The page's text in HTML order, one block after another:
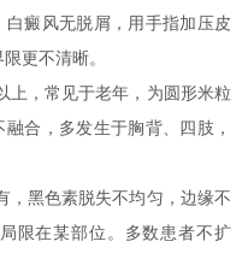
癜风无脱屑，用手指加压皮
更不清晰。
，常见于老年，为圆形米粒
合，多发生于胸背、四肢，
黑色素脱失不均匀，边缘不
限在某部位。多数患者不扩